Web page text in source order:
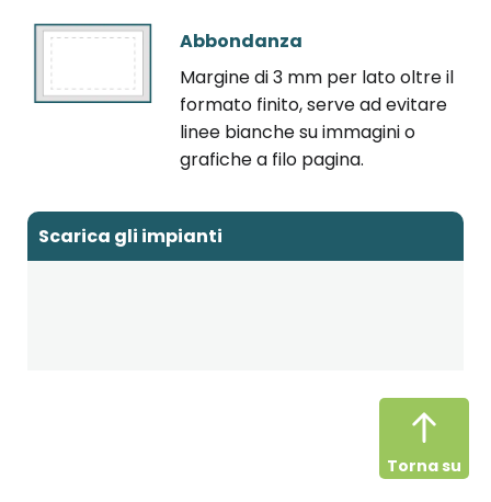
Abbondanza
Margine di 3 mm per lato oltre il
formato finito, serve ad evitare
linee bianche su immagini o
grafiche a filo pagina.
Scarica gli impianti
Torna su